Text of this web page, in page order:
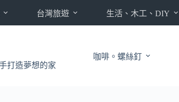
台灣旅遊 生活、木工、DIY
打造夢想的家
咖啡。螺絲釘